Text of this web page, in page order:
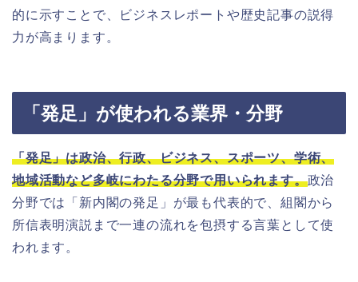
的に示すことで、ビジネスレポートや歴史記事の説得
力が高まります。
「発足」が使われる業界・分野
「発足」は政治、行政、ビジネス、スポーツ、学術、
地域活動など多岐にわたる分野で用いられます。政治
分野では「新内閣の発足」が最も代表的で、組閣から
所信表明演説まで一連の流れを包摂する言葉として使
われます。